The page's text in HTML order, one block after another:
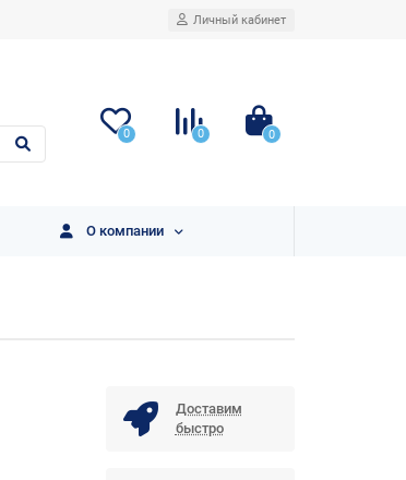
Личный кабинет
0 0 0
О компании
Доставим
быстро